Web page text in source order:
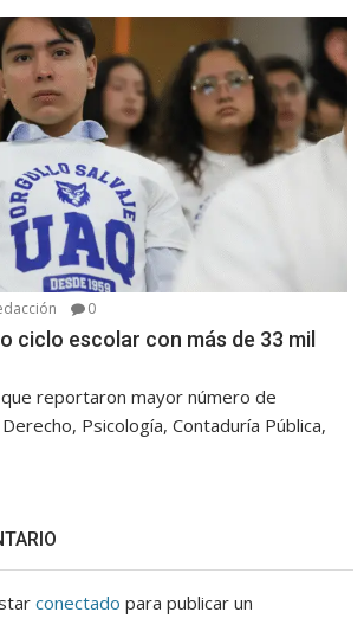
0
ciclo escolar con más de 33 mil
reportaron mayor número de
Psicología, Contaduría Pública,
conectado para publicar un